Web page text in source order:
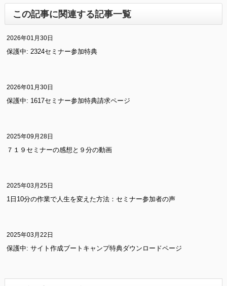
この記事に関連する記事一覧
2026年01月30日
保護中: 2324セミナー参加特典
2026年01月30日
保護中: 1617セミナー参加特典請求ページ
2025年09月28日
７１９セミナーの感想と９分の動画
2025年03月25日
1日10分の作業で人生を変えた方法：セミナー参加者の声
2025年03月22日
保護中: サイト作成ブートキャンプ特典ダウンロードページ